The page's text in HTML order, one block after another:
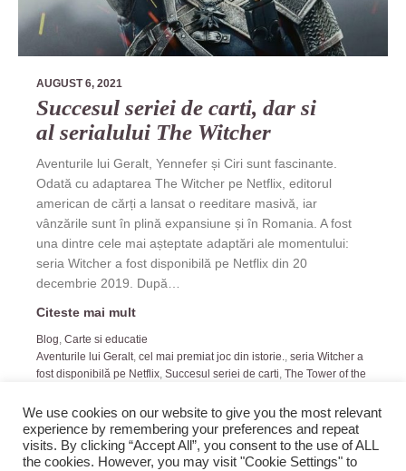
AUGUST 6, 2021
Succesul seriei de carti, dar si
al serialului The Witcher
Aventurile lui Geralt, Yennefer și Ciri sunt fascinante.
Odată cu adaptarea The Witcher pe Netflix, editorul
american de cărți a lansat o reeditare masivă, iar
vânzările sunt în plină expansiune și în Romania. A fost
una dintre cele mai așteptate adaptări ale momentului:
seria Witcher a fost disponibilă pe Netflix din 20
decembrie 2019. După…
Citeste mai mult
Blog, Carte si educatie
Aventurile lui Geralt, cel mai premiat joc din istorie., seria Witcher a
fost disponibilă pe Netflix, Succesul seriei de carti, The Tower of the
We use cookies on our website to give you the most relevant
experience by remembering your preferences and repeat
visits. By clicking “Accept All”, you consent to the use of ALL
the cookies. However, you may visit "Cookie Settings" to